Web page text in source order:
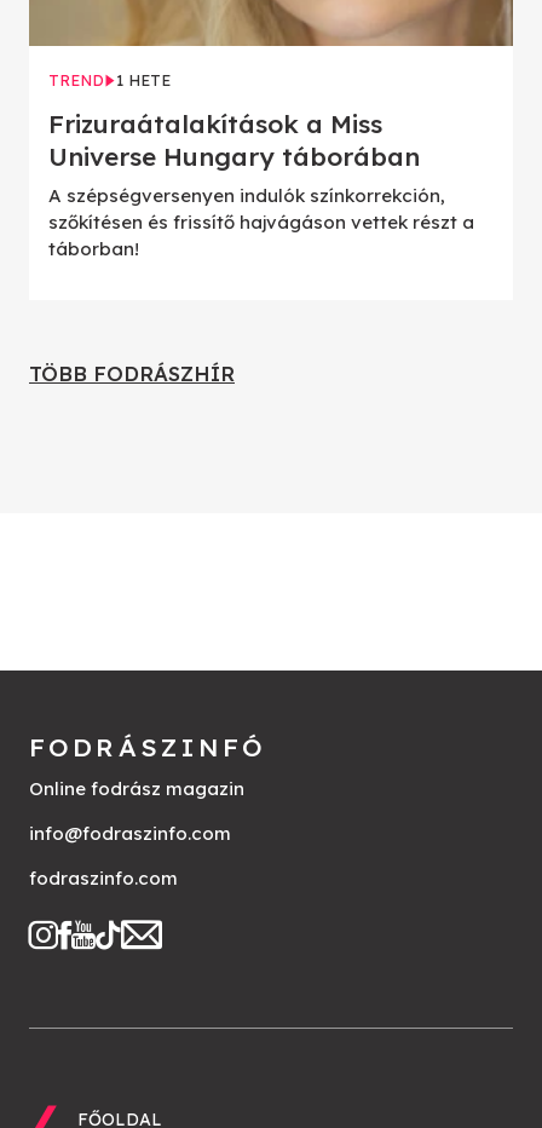
TREND 1 HETE
Frizuraátalakítások a Miss
Universe Hungary táborában
A szépségversenyen indulók színkorrekción,
szőkítésen és frissítő hajvágáson vettek részt a
táborban!
TÖBB FODRÁSZHÍR
FODRÁSZINFÓ
Online fodrász magazin
info@fodraszinfo.com
fodraszinfo.com
FŐOLDAL